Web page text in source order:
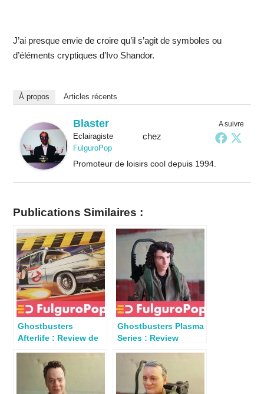
J’ai presque envie de croire qu’il s’agit de symboles ou
d’éléments cryptiques d’Ivo Shandor.
À propos Articles récents
A suivre
Blaster
Eclairagistechez
FulguroPop
Promoteur de loisirs cool depuis 1994.
Publications Similaires :
Ghostbusters
Afterlife : Review de
Ghostbusters Plasma
Series : Review